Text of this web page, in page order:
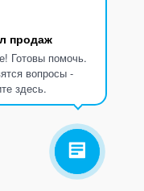
продаж
Готовы помочь.
вопросы -
здесь.